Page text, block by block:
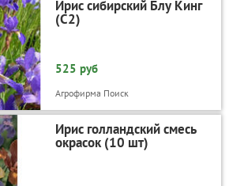
Ирис сибирский Блу Кинг
(С2)
525 руб
Агрофирма Поиск
Ирис голландский смесь
окрасок (10 шт)